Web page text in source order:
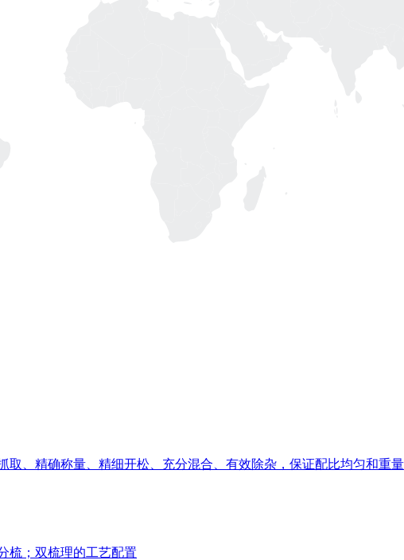
、精确称量、精细开松、充分混合、有效除杂，保证配比均匀和重量
梳；双梳理的工艺配置